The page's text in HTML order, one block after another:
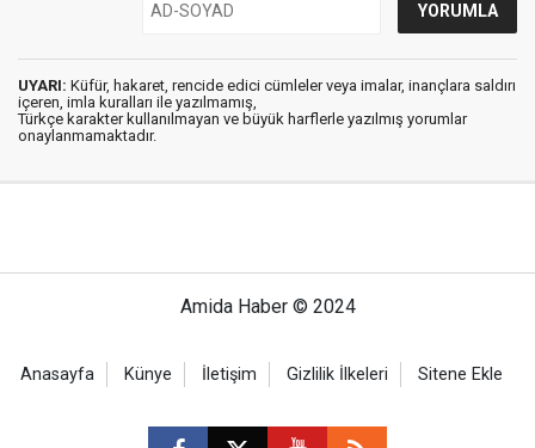
UYARI: Küfür, hakaret, rencide edici cümleler veya imalar, inançlara saldırı
içeren, imla kuralları ile yazılmamış,
Türkçe karakter kullanılmayan ve büyük harflerle yazılmış yorumlar
onaylanmamaktadır.
Amida Haber © 2024
Anasayfa Künye İletişim Gizlilik İlkeleri Sitene Ekle